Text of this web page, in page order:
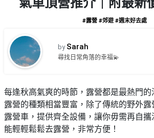
分
類
Party
Room
到
會
活
動
類
型
物
#18
區
去
處
#Party
Room
#露營 #郊遊#週末好去處
by Sarah
尋找日常角落的幸福💫
每逢秋高氣爽的時節，露營都是最熱門
露營的種類相當豐富，除了傳統的野外
露營車，提供齊全設備，讓你毋需再自
能輕輕鬆鬆去露營，非常方便！